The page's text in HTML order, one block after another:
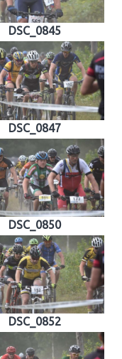
DSC_0845
DSC_0847
DSC_0850
DSC_0852